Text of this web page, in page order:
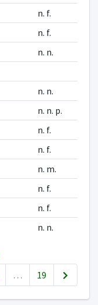
n. f.
n. f.
n. n.
n. n.
n. n. p.
n. f.
n. f.
n. m.
n. f.
n. f.
n. n.
… 19